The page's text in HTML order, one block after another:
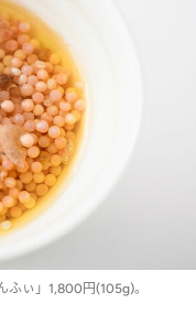
ふぃ」1,800円(105g)。